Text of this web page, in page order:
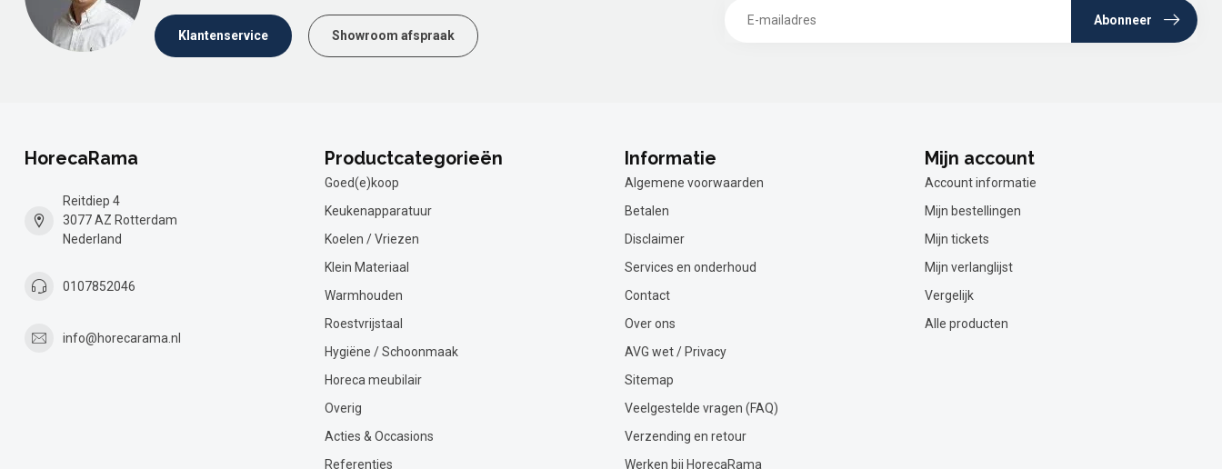
Klantenservice Showroom afspraak
Abonneer
HorecaRama
Reitdiep 4
3077 AZ Rotterdam
Nederland
0107852046
info@horecarama.nl
Productcategorieën
Goed(e)koop
Keukenapparatuur
Koelen / Vriezen
Klein Materiaal
Warmhouden
Roestvrijstaal
Hygiëne / Schoonmaak
Horeca meubilair
Overig
Acties & Occasions
Referenties
Informatie
Algemene voorwaarden
Betalen
Disclaimer
Services en onderhoud
Contact
Over ons
AVG wet / Privacy
Sitemap
Veelgestelde vragen (FAQ)
Verzending en retour
Werken bij HorecaRama
Mijn account
Account informatie
Mijn bestellingen
Mijn tickets
Mijn verlanglijst
Vergelijk
Alle producten